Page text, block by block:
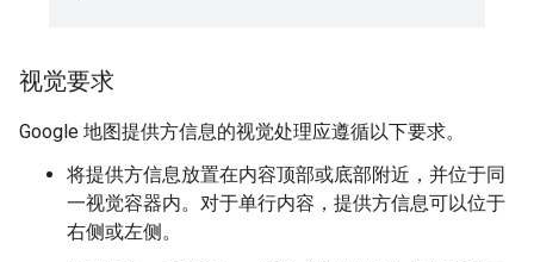
视觉要求
Google 地图提供方信息的视觉处理应遵循以下要求。
将提供方信息放置在内容顶部或底部附近，并位于同
一视觉容器内。对于单行内容，提供方信息可以位于
右侧或左侧。